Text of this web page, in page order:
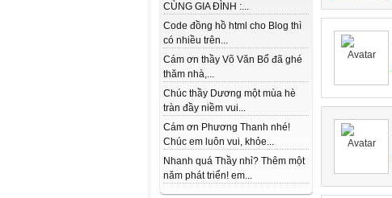
CÙNG GIA ĐÌNH :...
Code đồng hồ html cho Blog thì
có nhiều trên...
Cám ơn thầy Võ Văn Bổ đã ghé
thăm nhà,...
Chúc thầy Dương một mùa hè
tràn đầy niềm vui...
Cám ơn Phương Thanh nhé!
Chúc em luôn vui, khỏe...
Nhanh quá Thầy nhỉ? Thêm một
năm phát triển! em...